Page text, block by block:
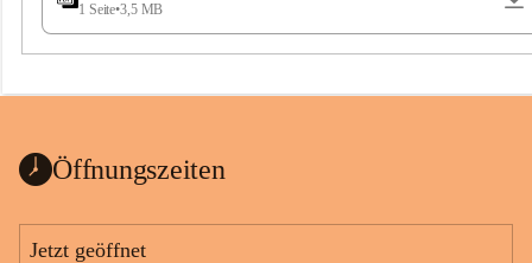
e
a
1 Seite•3,5 MB
Öffnungszeiten
Jetzt geöffnet